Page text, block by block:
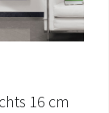
16 cm